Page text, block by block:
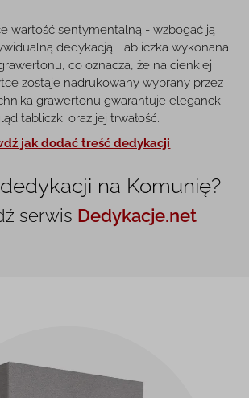
wartość sentymentalną - wzbogać ją
dedykacją. Tabliczka wykonana
co oznacza, że na cienkiej
zostaje nadrukowany wybrany przez
grawertonu gwarantuje elegancki
tabliczki oraz jej trwałość.
jak dodać treść dedykacji
na Komunię?
serwis Dedykacje.net